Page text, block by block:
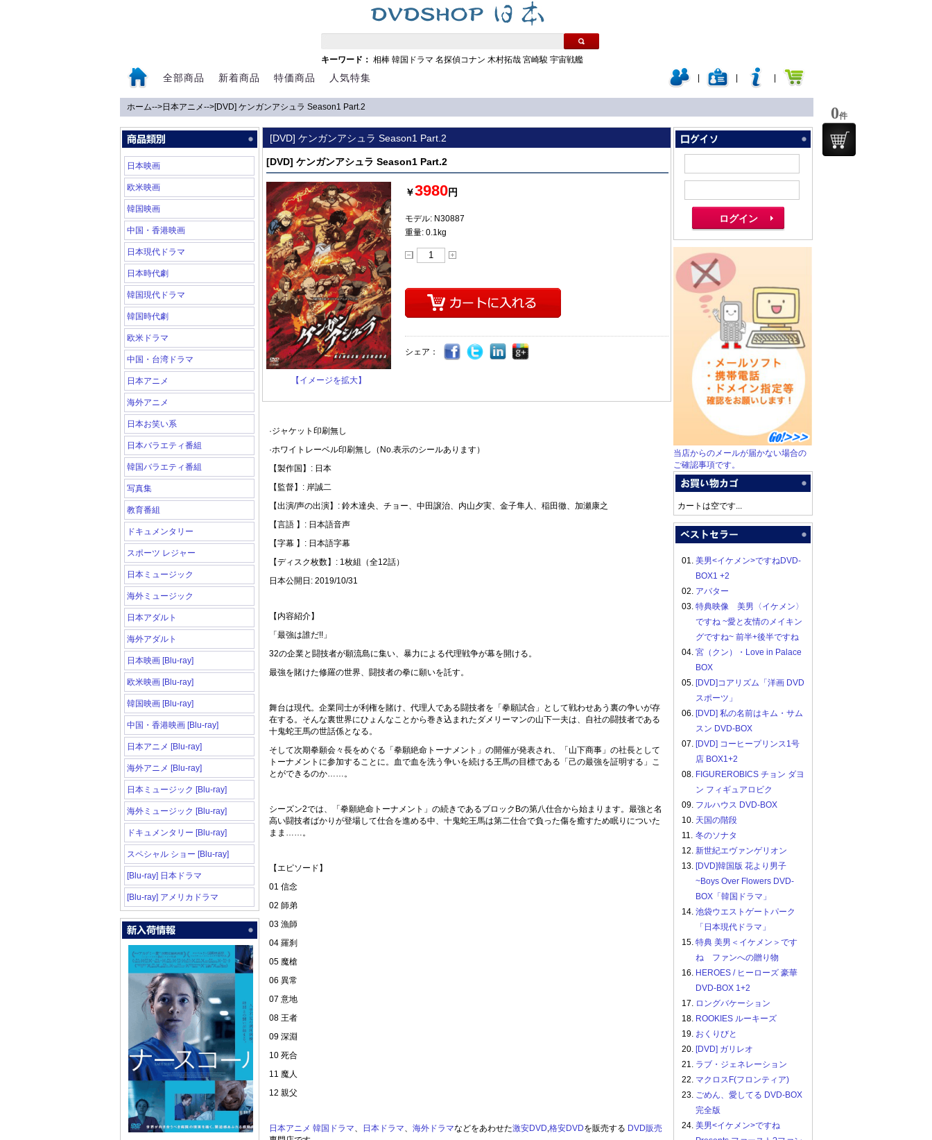
キーワード： 相棒 韓国ドラマ 名探偵コナン 木村拓哉 宮崎駿 宇宙戦艦
全部商品 新着商品 特価商品 人気特集
ホーム-->日本アニメ-->[DVD] ケンガンアシュラ Season1 Part.2
日本映画
欧米映画
韓国映画
中国・香港映画
日本現代ドラマ
日本時代劇
韓国現代ドラマ
韓国時代劇
欧米ドラマ
中国・台湾ドラマ
日本アニメ
海外アニメ
日本お笑い系
日本バラエティ番組
韓国バラエティ番組
写真集
教育番組
ドキュメンタリー
スポーツ レジャー
日本ミュージック
海外ミュージック
日本アダルト
海外アダルト
日本映画 [Blu-ray]
欧米映画 [Blu-ray]
韓国映画 [Blu-ray]
中国・香港映画 [Blu-ray]
日本アニメ [Blu-ray]
海外アニメ [Blu-ray]
日本ミュージック [Blu-ray]
海外ミュージック [Blu-ray]
ドキュメンタリー [Blu-ray]
スペシャル ショー [Blu-ray]
[Blu-ray] 日本ドラマ
[Blu-ray] アメリカドラマ
[DVD] ケンガンアシュラ Season1 Part.2
[DVD] ケンガンアシュラ Season1 Part.2
【イメージを拡大】
￥3980円
モデル: N30887
重量: 0.1kg
シェア：
·ジャケット印刷無し
·ホワイトレーベル印刷無し（No.表示のシールあります）
【製作国】: 日本
【監督】: 岸誠二
【出演/声の出演】: 鈴木達央、チョー、中田譲治、内山夕実、金子隼人、稲田徹、加瀬康之
【言語 】: 日本語音声
【字幕 】: 日本語字幕
【ディスク枚数】: 1枚組（全12話）
日本公開日: 2019/10/31
【内容紹介】
「最強は誰だ!!」
32の企業と闘技者が願流島に集い、暴力による代理戦争が幕を開ける。
最強を賭けた修羅の世界、闘技者の拳に願いを託す。
舞台は現代。企業同士が利権を賭け、代理人である闘技者を「拳願試合」として戦わせあう裏の争いが存
在する。そんな裏世界にひょんなことから巻き込まれたダメリーマンの山下一夫は、自社の闘技者である
十鬼蛇王馬の世話係となる。
そして次期拳願会々長をめぐる「拳願絶命トーナメント」の開催が発表され、「山下商事」の社長として
トーナメントに参加することに。血で血を洗う争いを続ける王馬の目標である「己の最強を証明する」こ
とができるのか……。
シーズン2では、「拳願絶命トーナメント」の続きであるブロックBの第八仕合から始まります。最強と名
高い闘技者ばかりが登場して仕合を進める中、十⻤蛇王馬は第二仕合で負った傷を癒すため眠りについた
まま……。
【エピソード】
01 信念
02 師弟
03 漁師
04 羅刹
05 魔槍
06 異常
07 意地
08 王者
09 深淵
10 死合
11 魔人
12 親父
日本アニメ 韓国ドラマ、 日本ドラマ、 海外ドラマなどをあわせた激安DVD,格安DVDを販売する DVD販売
当店からのメールが届かない場合の
ご確認事項です。
カートは空です...
01. 美男<イケメン>ですねDVD-
BOX1 +2
02. アバター
03. 特典映像 美男〈イケメン〉
ですね ~愛と友情のメイキン
グですね~ 前半+後半ですね
04. 宮（クン）・Love in Palace
BOX
05. [DVD]コアリズム「洋画 DVD
スポーツ」
06. [DVD] 私の名前はキム・サム
スン DVD-BOX
07. [DVD] コーヒープリンス1号
店 BOX1+2
08. FIGUREROBICS チョン ダヨ
ン フィギュアロビク
09. フルハウス DVD-BOX
10. 天国の階段
11. 冬のソナタ
12. 新世紀エヴァンゲリオン
13. [DVD]韓国版 花より男子
~Boys Over Flowers DVD-
BOX「韓国ドラマ」
14. 池袋ウエストゲートパーク
「日本現代ドラマ」
15. 特典 美男＜イケメン＞です
ね ファンへの贈り物
16. HEROES / ヒーローズ 豪華
DVD-BOX 1+2
17. ロングバケーション
18. ROOKIES ルーキーズ
19. おくりびと
20. [DVD] ガリレオ
21. ラブ・ジェネレーション
22. マクロスF(フロンティア)
23. ごめん、愛してる DVD-BOX
完全版
24. 美男<イケメン>ですね
0件
0